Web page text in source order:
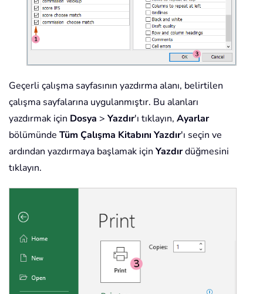
Geçerli çalışma sayfasının yazdırma alanı, belirtilen
çalışma sayfalarına uygulanmıştır. Bu alanları
yazdırmak için Dosya > Yazdır'ı tıklayın, Ayarlar
bölümünde Tüm Çalışma Kitabını Yazdır'ı seçin ve
ardından yazdırmaya başlamak için Yazdırdüğmesini
tıklayın.